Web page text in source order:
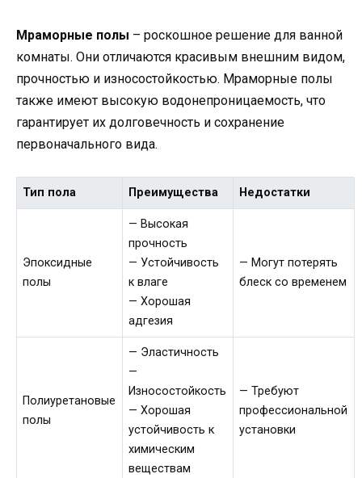
Мраморные полы – роскошное решение для ванной
комнаты. Они отличаются красивым внешним видом,
прочностью и износостойкостью. Мраморные полы
также имеют высокую водонепроницаемость, что
гарантирует их долговечность и сохранение
первоначального вида.
Тип пола Преимущества Недостатки
Эпоксидные
полы
— Высокая
прочность
— Устойчивость
к влаге
— Хорошая
адгезия
— Могут потерять
блеск со временем
Полиуретановые
полы
— Эластичность
—
Износостойкость
— Хорошая
устойчивость к
химическим
веществам
— Требуют
профессиональной
установки